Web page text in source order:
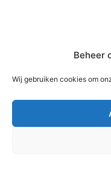
Beheer
Wij gebruiken cookies om